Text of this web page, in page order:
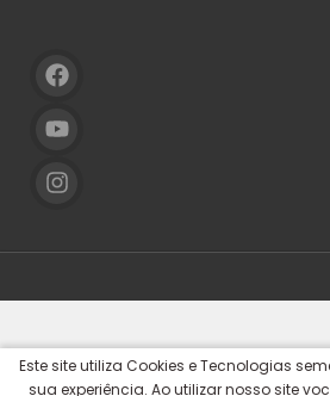
Este site utiliza Cookies e Tecnologias
sua experiência. Ao utilizar nosso site